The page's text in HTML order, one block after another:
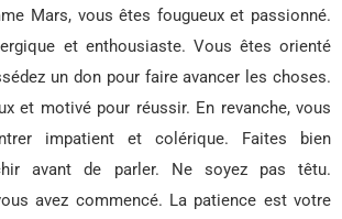
Mars, vous êtes fougueux et passionné.
et enthousiaste. Vous êtes orienté
un don pour faire avancer les choses.
et motivé pour réussir. En revanche, vous
impatient et colérique. Faites bien
avant de parler. Ne soyez pas têtu.
avez commencé. La patience est votre